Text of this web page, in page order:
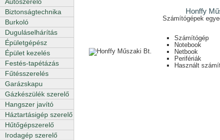
Biztonságtechnika
Burkoló
Duguláselhárítás
Épületgépész
Épület kezelés
Festés-tapétázás
Fűtésszerelés
Garázskapu
Gázkészülék szerelő
Hangszer javító
Háztartásigép szerelő
Hűtőgépszerelő
Irodagép szerelő
Honffy
Számítógépek
Számítógép
Notebook
Netbook
Perifériák
Használt